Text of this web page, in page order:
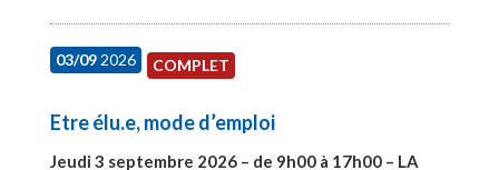
03/092026 COMPLET
Etre élu.e, mode d’emploi
Jeudi 3 septembre 2026 – de 9h00 à 17h00 – LA